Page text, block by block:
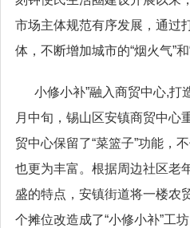
市场主体规范有序发展，通过
体，不断增加城市的“烟火气”和
小修小补”融入商贸中心,打
月中旬，锡山区安镇商贸中心
贸中心保留了“菜篮子”功能，
也更为丰富。根据周边社区老
盛的特点，安镇街道将一楼农
个摊位改造成了“小修小补”工